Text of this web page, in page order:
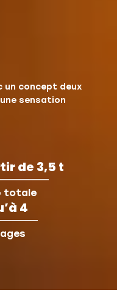
un concept deux
sensation
de 3,5 t
totale
4